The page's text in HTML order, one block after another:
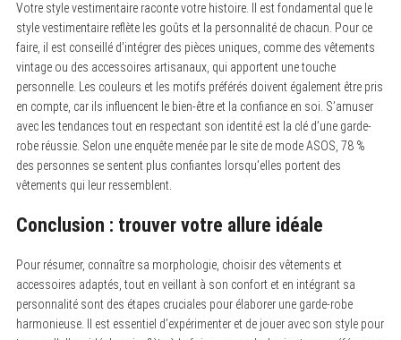
Votre style vestimentaire raconte votre histoire. Il est fondamental que le
style vestimentaire reflète les goûts et la personnalité de chacun. Pour ce
faire, il est conseillé d’intégrer des pièces uniques, comme des vêtements
vintage ou des accessoires artisanaux, qui apportent une touche
personnelle. Les couleurs et les motifs préférés doivent également être pris
en compte, car ils influencent le bien-être et la confiance en soi. S’amuser
avec les tendances tout en respectant son identité est la clé d’une garde-
robe réussie. Selon une enquête menée par le site de mode ASOS, 78 %
des personnes se sentent plus confiantes lorsqu’elles portent des
vêtements qui leur ressemblent.
Conclusion : trouver votre allure idéale
Pour résumer, connaître sa morphologie, choisir des vêtements et
accessoires adaptés, tout en veillant à son confort et en intégrant sa
personnalité sont des étapes cruciales pour élaborer une garde-robe
harmonieuse. Il est essentiel d’expérimenter et de jouer avec son style pour